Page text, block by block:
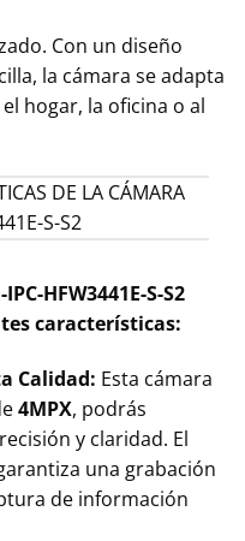
Con un diseño
la cámara se adapta
hogar, la oficina o al
DE LA CÁMARA
S-S2
HFW3441E-S-S2
características:
Calidad: Esta cámara
4MPX, podrás
y claridad. El
una grabación
de información